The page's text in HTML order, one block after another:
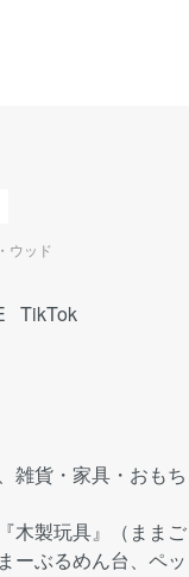
ウッド
TikTok
雑貨・家具・おも
木製玩具』（まま
ーぶるめん台、ペ